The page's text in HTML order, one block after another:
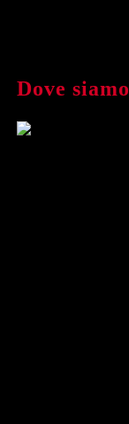
Dove siamo